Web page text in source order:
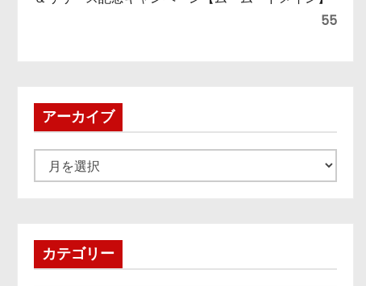
55
アーカイブ
ー
ブカテゴリー